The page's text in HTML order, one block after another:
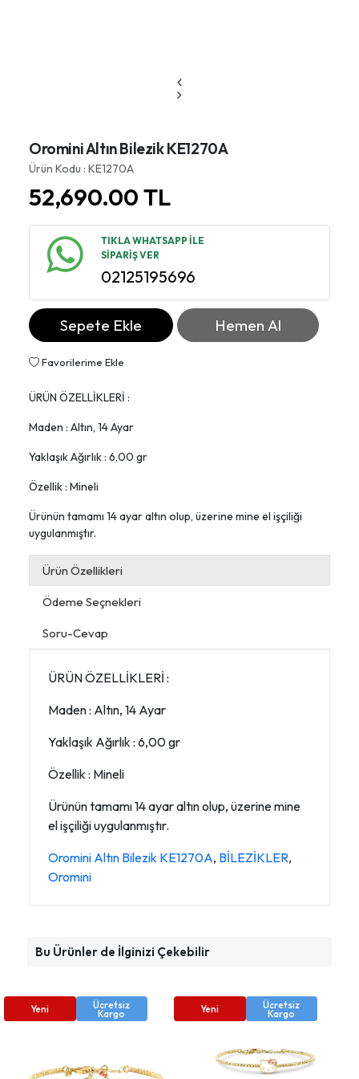
Oromini Altın Bilezik KE1270A
Ürün Kodu : KE1270A
52,690.00TL
TIKLA WHATSAPP İLE
SİPARİŞ VER
02125195696
Sepete Ekle Hemen Al
Favorilerime Ekle
ÜRÜN ÖZELLİKLERİ :
Maden : Altın, 14 Ayar
Yaklaşık Ağırlık : 6,00 gr
Özellik : Mineli
Ürünün tamamı 14 ayar altın olup, üzerine mine el işçiliği
uygulanmıştır.
Ürün Özellikleri
Ödeme Seçnekleri
Soru-Cevap
ÜRÜN ÖZELLİKLERİ :
Maden : Altın, 14 Ayar
Yaklaşık Ağırlık : 6,00 gr
Özellik : Mineli
Ürünün tamamı 14 ayar altın olup, üzerine mine
el işçiliği uygulanmıştır.
Oromini Altın Bilezik KE1270A, BİLEZİKLER,
Oromini
Bu Ürünler de İlginizi Çekebilir
Yeni Ücretsiz
Kargo Yeni Ücretsiz
Kargo